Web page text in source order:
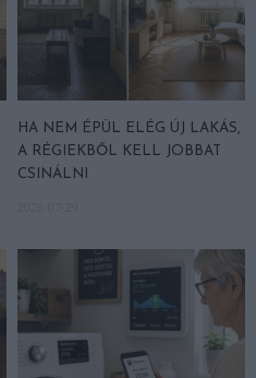
HA NEM ÉPÜL ELÉG ÚJ LAKÁS,
A RÉGIEKBŐL KELL JOBBAT
CSINÁLNI